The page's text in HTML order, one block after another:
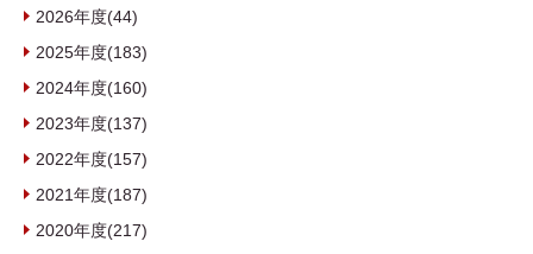
2026年度(44)
2025年度(183)
2024年度(160)
2023年度(137)
2022年度(157)
2021年度(187)
2020年度(217)